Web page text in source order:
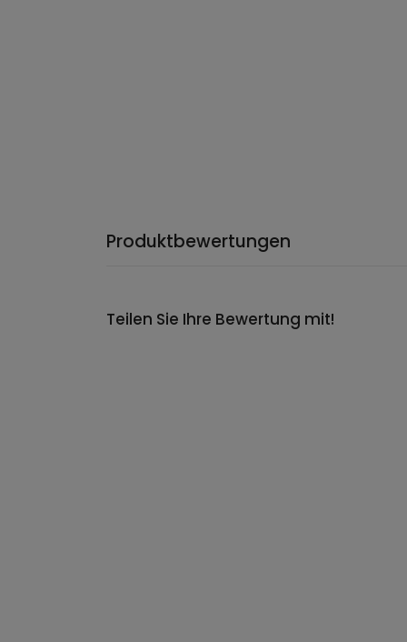
Produktbewertungen
Teilen Sie Ihre Bewertung mit!